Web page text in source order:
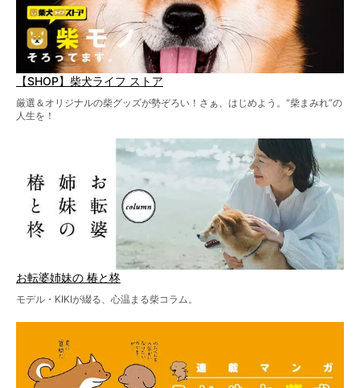
【SHOP】柴犬ライフ ストア
厳選＆オリジナルの柴グッズが勢ぞろい！さぁ、はじめよう。“柴まみれ”の
人生を！
お転婆姉妹の 椿と柊
モデル・KIKIが綴る、心温まる柴コラム。